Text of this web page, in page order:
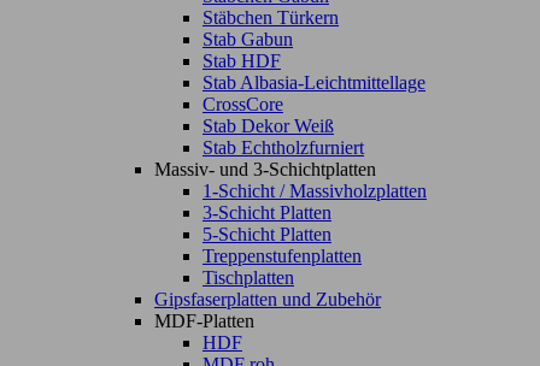
Stäbchen Türkern
Stab Gabun
Stab HDF
Stab Albasia-Leichtmittellage
CrossCore
Stab Dekor Weiß
Stab Echtholzfurniert
Massiv- und 3-Schichtplatten
1-Schicht / Massivholzplatten
3-Schicht Platten
5-Schicht Platten
Treppenstufenplatten
Tischplatten
Gipsfaserplatten und Zubehör
MDF-Platten
HDF